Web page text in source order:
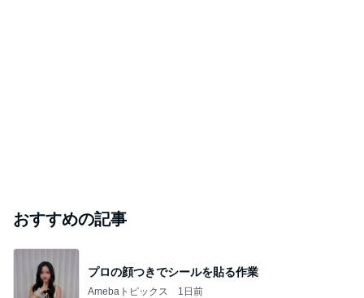
おすすめの記事
プロの顔つきでシールを貼る作業
Amebaトピックス 1日前